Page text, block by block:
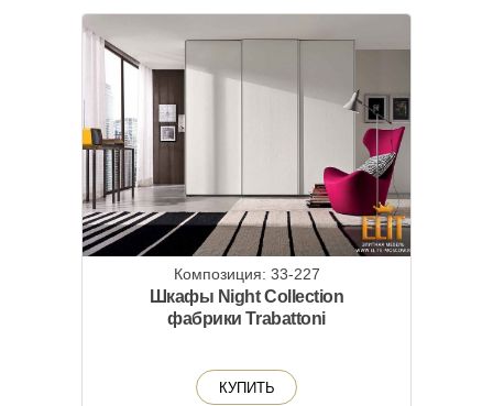
Композиция: 33-227
Шкафы Night Collection
фабрики Trabattoni
КУПИТЬ